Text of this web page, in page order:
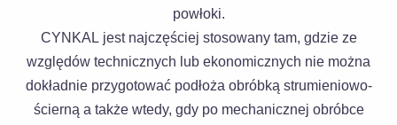
powłoki.
CYNKAL jest najczęściej stosowany tam, gdzie ze
względów technicznych lub ekonomicznych nie można
dokładnie przygotować podłoża obróbką strumieniowo-
ścierną a także wtedy, gdy po mechanicznej obróbce